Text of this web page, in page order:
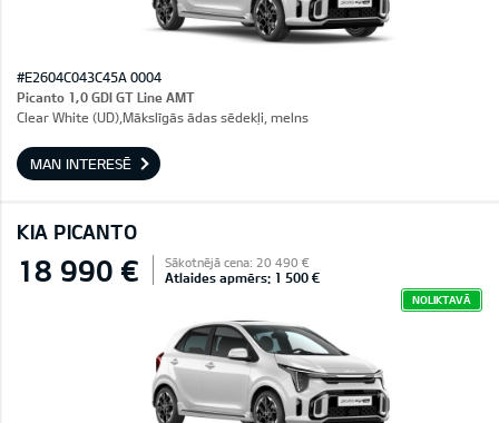
#E2604C043C45A 0004
Picanto 1,0 GDI GT Line AMT
Clear White (UD),Mākslīgās ādas sēdekļi, melns
MAN INTERESĒ
KIA PICANTO
18 990 € Sākotnējā cena: 20 490 €
Atlaides apmērs: 1 500 €
NOLIKTAVĀ